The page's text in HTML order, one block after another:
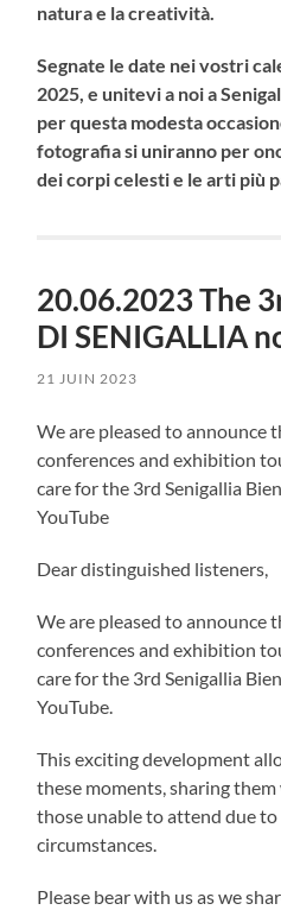
natura e la creatività.
Segnate le date nei vostri
2025, e unitevi a noi a
per questa modesta
fotografia si uniranno per
dei corpi celesti e le arti più
20.06.2023 The
DI SENIGALLIA
21 JUIN 2023
We are pleased to announce
conferences and exhibition
care for the 3rd Senigallia
YouTube
Dear distinguished listeners,
We are pleased to announce
conferences and exhibition
care for the 3rd Senigallia
YouTube.
This exciting development
these moments, sharing
those unable to attend due to
circumstances.
Please bear with us as we